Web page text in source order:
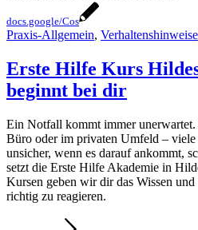
docs.google/Cos
Praxis-Allgemein, Verhaltenshinweise
Erste Hilfe Kurs
beginnt bei dir
Ein Notfall kommt immer
Büro oder im privaten Umfeld –
unsicher, wenn es darauf ankommt,
setzt die Erste Hilfe Akademie in
Kursen geben wir dir das Wissen
richtig zu reagieren.